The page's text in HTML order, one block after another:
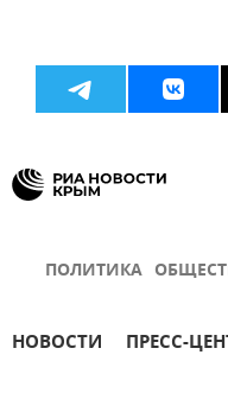
ПОЛИТИКА
НОВОСТИ ПРЕСС-